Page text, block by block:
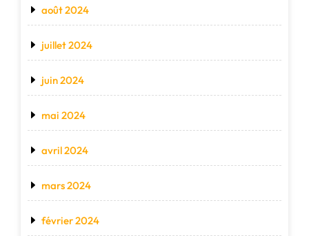
août 2024
juillet 2024
juin 2024
mai 2024
avril 2024
mars 2024
février 2024